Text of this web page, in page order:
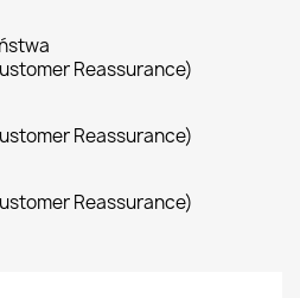
Reassurance)
Reassurance)
Reassurance)